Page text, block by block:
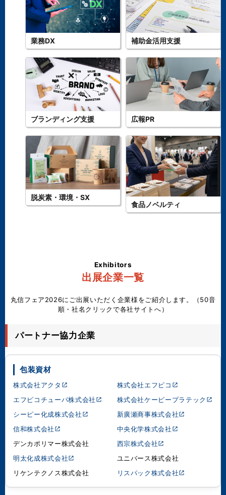
業務DX 補助金活用支援
ブランディング支援 広報PR
脱炭素・環境・SX
食品ノベルティ
Exhibitors
出展企業一覧
丸信フェア2026にご出展いただく企業様をご紹介します。（50音
順・社名クリックで各社サイトへ）
パートナー協力企業
包装資材
株式会社アクタ
株式会社エフピコ
エフピコチューパ株式会社
株式会社ケーピープラテック
シーピー化成株式会社
新廣瀬商事株式会社
信和株式会社
中央化学株式会社
デンカポリマー株式会社
西宗株式会社
明太化成株式会社
ユニバース株式会社
リケンテクノス株式会社
リスパック株式会社